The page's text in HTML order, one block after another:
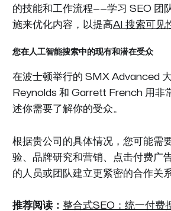
的技能和工作流程——学习 SEO 团
施来优化内容，以提高AI 搜索可见
您在人工智能搜索中的现有和潜在受众
在波士顿举行的 SMX Advanced 大
Reynolds 和 Garrett French 用非
述你需要了解你的受众。
根据贵公司的具体情况，您可能需
验、品牌研究和营销、点击付费广
的人员或团队建立更紧密的合作关
推荐阅读： 整合式SEO：统一付费